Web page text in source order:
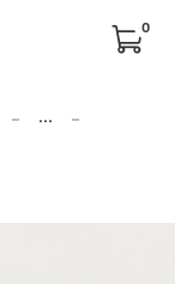
0
...